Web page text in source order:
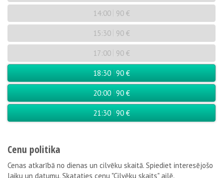
14:00 90 €
15:30 90 €
17:00 90 €
18:30 90 €
20:00 90 €
21:30 90 €
Cenu politika
Cenas atkarībā no dienas un cilvēku skaitā. Spiediet interesējošo
laiku un datumu. Skataties cenu "Cilvēku skaits" ailē.